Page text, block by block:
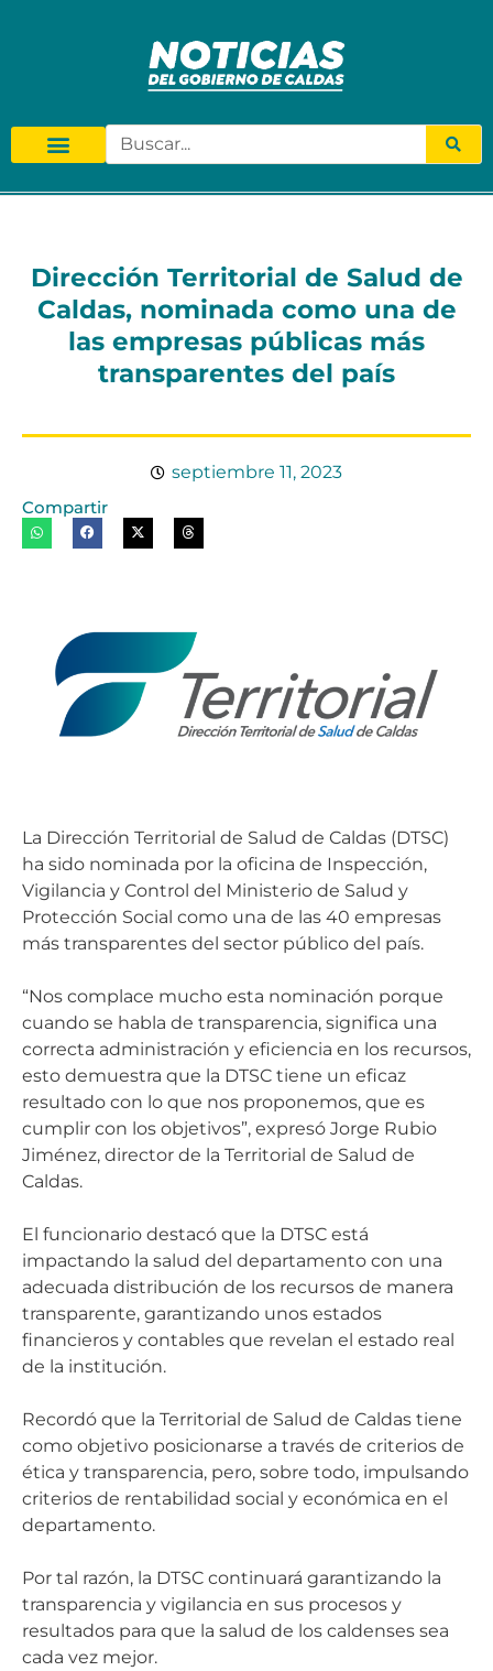
Dirección Territorial de Salud de
Caldas, nominada como una de
las empresas públicas más
transparentes del país
septiembre 11, 2023
Compartir
La Dirección Territorial de Salud de Caldas (DTSC)
ha sido nominada por la oficina de Inspección,
Vigilancia y Control del Ministerio de Salud y
Protección Social como una de las 40 empresas
más transparentes del sector público del país.
“Nos complace mucho esta nominación porque
cuando se habla de transparencia, significa una
correcta administración y eficiencia en los recursos,
esto demuestra que la DTSC tiene un eficaz
resultado con lo que nos proponemos, que es
cumplir con los objetivos”, expresó Jorge Rubio
Jiménez, director de la Territorial de Salud de
Caldas.
El funcionario destacó que la DTSC está
impactando la salud del departamento con una
adecuada distribución de los recursos de manera
transparente, garantizando unos estados
financieros y contables que revelan el estado real
de la institución.
Recordó que la Territorial de Salud de Caldas tiene
como objetivo posicionarse a través de criterios de
ética y transparencia, pero, sobre todo, impulsando
criterios de rentabilidad social y económica en el
departamento.
Por tal razón, la DTSC continuará garantizando la
transparencia y vigilancia en sus procesos y
resultados para que la salud de los caldenses sea
cada vez mejor.